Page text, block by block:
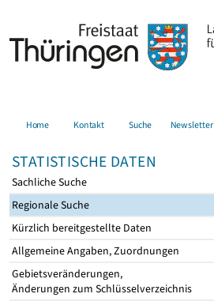
Home Kontakt Suche Newsletter
STATISTISCHE DATEN
Sachliche Suche
Regionale Suche
Kürzlich bereitgestellte Daten
Allgemeine Angaben, Zuordnungen
Gebietsveränderungen,
Änderungen zum Schlüsselverzeichnis